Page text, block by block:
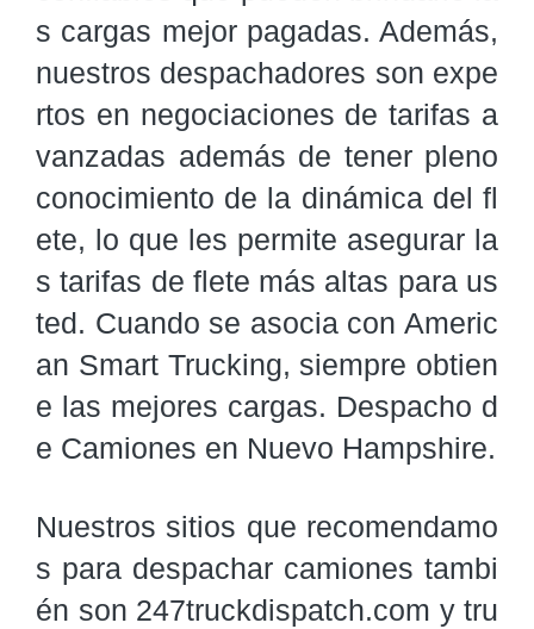
s cargas mejor pagadas. Además,
nuestros despachadores son expe
rtos en negociaciones de tarifas a
vanzadas además de tener pleno
conocimiento de la dinámica del fl
ete, lo que les permite asegurar la
s tarifas de flete más altas para us
ted. Cuando se asocia con Americ
an Smart Trucking, siempre obtien
e las mejores cargas. Despacho d
e Camiones en Nuevo Hampshire.
Nuestros sitios que recomendamo
s para despachar camiones tambi
én son 247truckdispatch.com y tru